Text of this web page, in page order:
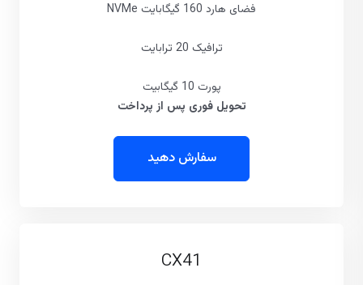
فضای هارد 160 گیگابایت NVMe
ترافیک 20 ترابایت
پورت 10 گیگابیت
تحویل فوری پس از پرداخت
سفارش دهید
CX41